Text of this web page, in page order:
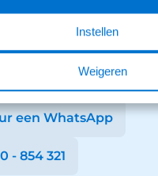
Instellen
Weigeren
naar de
voor je klaar en
een bericht
een WhatsApp
- 854 321